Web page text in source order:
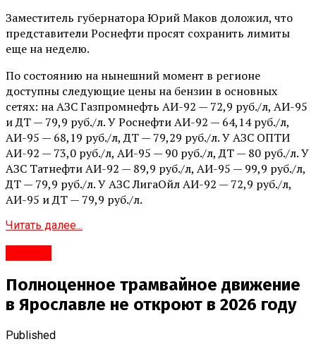
Заместитель губернатора Юрий Маков доложил, что
представители Роснефти просят сохранить лимиты
еще на неделю.
По состоянию на нынешний момент в регионе
доступны следующие цены на бензин в основных
сетях: на АЗС Газпромнефть АИ-92 — 72,9 руб./л, АИ-95
и ДТ — 79,9 руб./л. У Роснефти АИ-92 — 64,14 руб./л,
АИ-95 — 68,19 руб./л, ДТ — 79,29 руб./л. У АЗС ОПТИ
АИ-92 — 73,0 руб./л, АИ-95 — 90 руб./л, ДТ — 80 руб./л. У
АЗС Татнефти АИ-92 — 89,9 руб./л, АИ-95 — 99,9 руб./л,
ДТ — 79,9 руб./л. У АЗС ЛигаОйл АИ-92 — 72,9 руб./л,
АИ-95 и ДТ — 79,9 руб./л.
Читать далее...
Полноценное трамвайное движение
в Ярославле не откроют в 2026 году
Published